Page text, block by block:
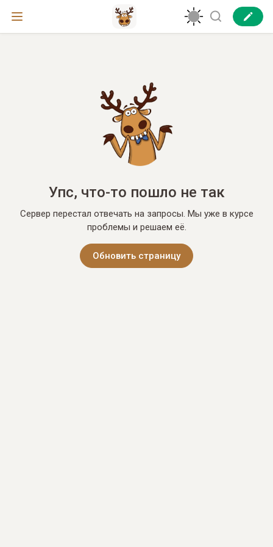
Упс, что-то пошло не так
Сервер перестал отвечать на запросы. Мы уже в курсе
проблемы и решаем её.
Обновить страницу